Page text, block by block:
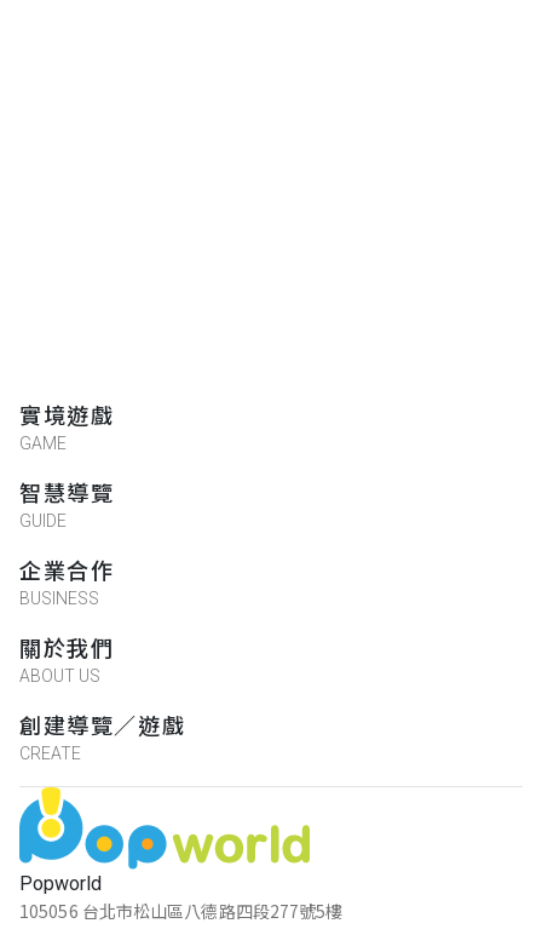
Popworld
105056 台北市松山區八德路四段277號5樓
實境遊戲
GAME
智慧導覽
GUIDE
企業合作
BUSINESS
關於我們
ABOUT US
創建導覽／遊戲
CREATE